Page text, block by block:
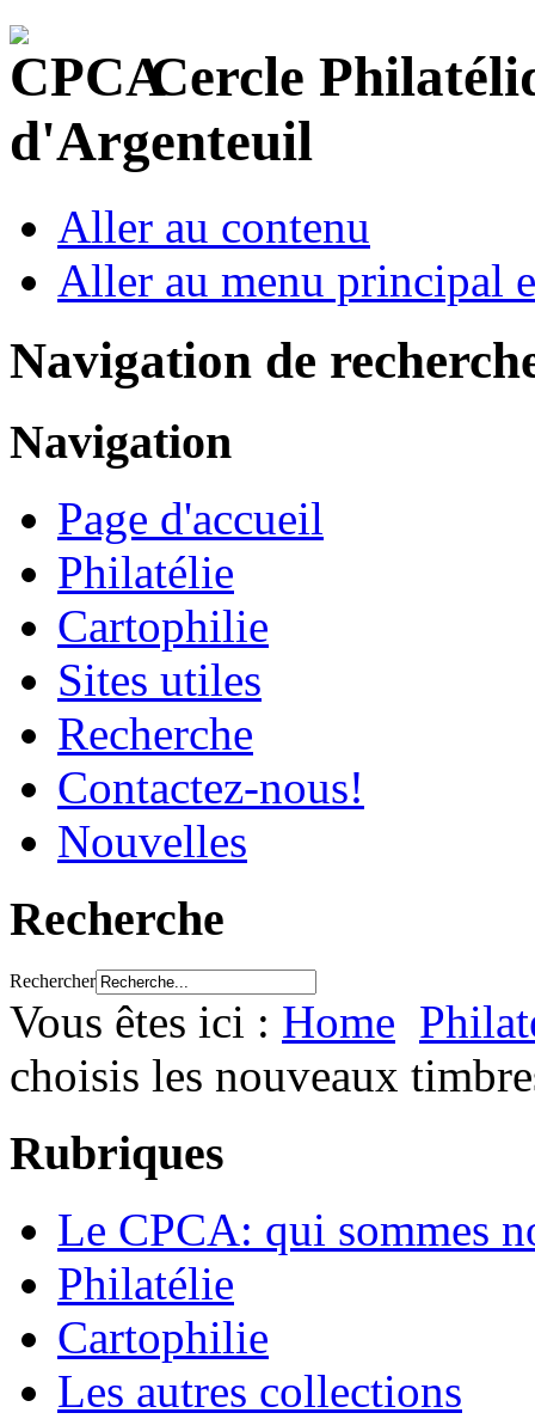
Cercle
d'Argenteuil
Aller au contenu
Aller au menu principal
Navigation de
Navigation
Page d'accueil
Philatélie
Cartophilie
Sites utiles
Recherche
Contactez-nous!
Nouvelles
Recherche
Rechercher
Vous êtes ici : Home
choisis les nouveaux
Rubriques
Le CPCA: qui sommes
Philatélie
Cartophilie
Les autres collections